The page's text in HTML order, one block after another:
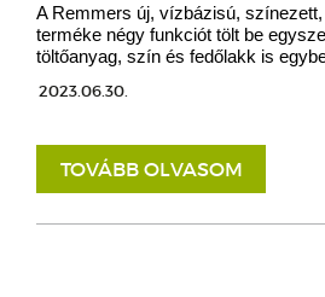
A Remmers új, vízbázisú,
terméke négy funkciót tölt be
töltőanyag, szín és fedőlakk is
2023.06.30.
TOVÁBB OLVASOM